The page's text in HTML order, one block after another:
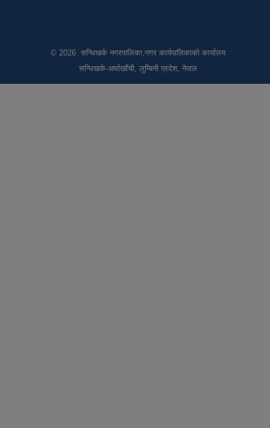
© 2026 सन्धिखर्क नगरपालिका,नगर कार्यपालिकाको कार्यालय
सन्धिखर्क-अर्घाखाँची, लुम्बिनी प्रदेश, नेपाल